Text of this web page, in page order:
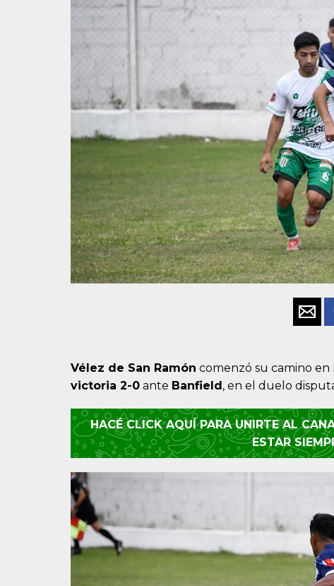
Vélez de San Ramón comenzó su camino en
victoria 2-0 ante Banfield , en el duelo
HACÉ CLICK AQUÍ PARA UNIRTE AL
ESTAR